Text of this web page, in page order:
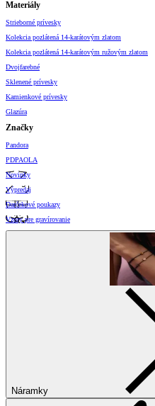
Materiály
Strieborné prívesky
Kolekcia pozlátená 14-karátovým zlatom
Kolekcia pozlátená 14-karátovým ružovým zlatom
Dvojfarebné
Sklenené prívesky
Kamienkové prívesky
Glazúra
Značky
Pandora
PDPAOLA
Novinky
Výpredaj
Darčekové poukazy
Vzory pre gravírovanie
Náramky